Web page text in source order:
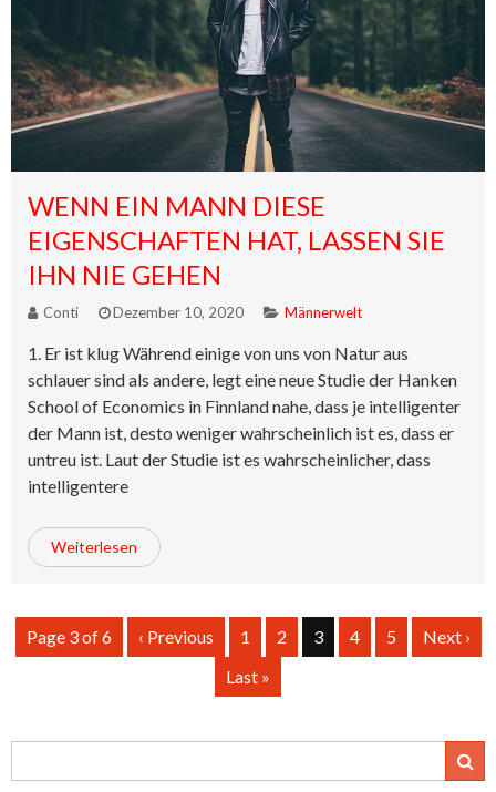
WENN EIN MANN DIESE
EIGENSCHAFTEN HAT, LASSEN SIE
IHN NIE GEHEN
Conti Dezember 10, 2020 Männerwelt
1. Er ist klug Während einige von uns von Natur aus
schlauer sind als andere, legt eine neue Studie der Hanken
School of Economics in Finnland nahe, dass je intelligenter
der Mann ist, desto weniger wahrscheinlich ist es, dass er
untreu ist. Laut der Studie ist es wahrscheinlicher, dass
intelligentere
Weiterlesen
Page 3 of 6 ‹ Previous 1 2 3 4 5
Next ›
Last »